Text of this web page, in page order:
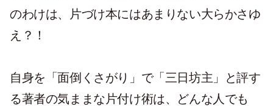
のわけは、片づけ本にはあまりない大らかさゆ
え？！
自身を「面倒くさがり」で「三日坊主」と評す
る著者の気ままな片付け術は、どんな人でも